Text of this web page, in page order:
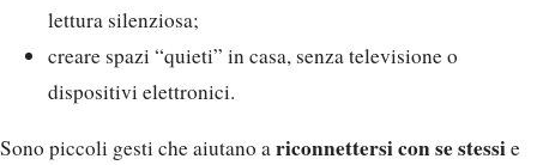
lettura silenziosa;
creare spazi “quieti” in casa, senza televisione o
dispositivi elettronici.
Sono piccoli gesti che aiutano ariconnettersi con se stessie